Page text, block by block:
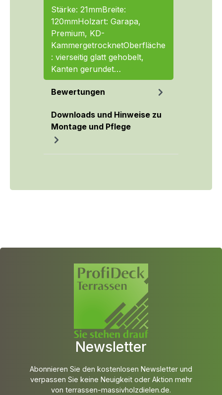
Stärke: 21mmBreite:
120mmHolzart: Garapa,
Premium, KD-
KammergetrocknetOberfläche
: vierseitig glatt gehobelt,
Kanten gerundet…
Bewertungen
Downloads und Hinweise zu
Montage und Pflege
Newsletter
Abonnieren Sie den kostenlosen Newsletter und
verpassen Sie keine Neuigkeit oder Aktion mehr
von terrassen-massivholzdielen.de.